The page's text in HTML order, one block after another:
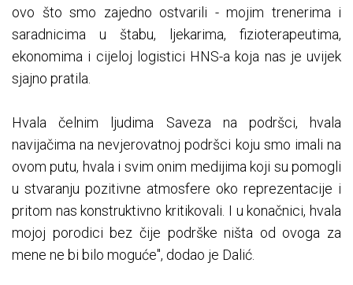
ovo što smo zajedno ostvarili - mojim trenerima i
saradnicima u štabu, ljekarima, fizioterapeutima,
ekonomima i cijeloj logistici HNS-a koja nas je uvijek
sjajno pratila.
Hvala čelnim ljudima Saveza na podršci, hvala
navijačima na nevjerovatnoj podršci koju smo imali na
ovom putu, hvala i svim onim medijima koji su pomogli
u stvaranju pozitivne atmosfere oko reprezentacije i
pritom nas konstruktivno kritikovali. I u konačnici, hvala
mojoj porodici bez čije podrške ništa od ovoga za
mene ne bi bilo moguće", dodao je Dalić.